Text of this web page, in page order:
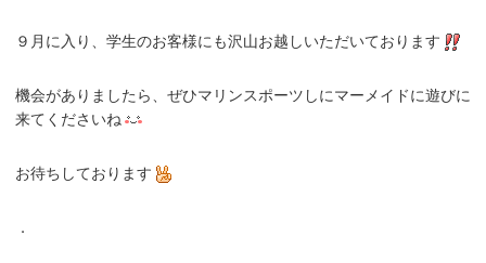
９月に入り、学生のお客様にも沢山お越しいただいております
機会がありましたら、ぜひマリンスポーツしにマーメイドに遊びに
来てくださいね
お待ちしております
．